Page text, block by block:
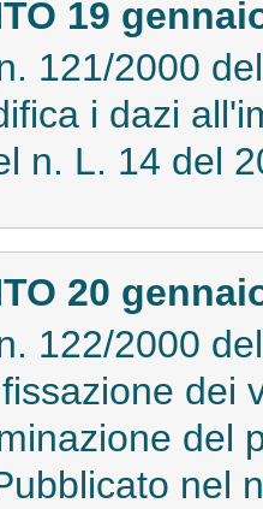
19
121/2000
i dazi
n. L. 14 del
20
122/2000
dei
del
nel